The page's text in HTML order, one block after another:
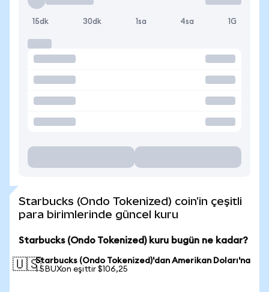
15dk 30dk 1sa 4sa 1G
Starbucks (Ondo Tokenized) coin'in çeşitli
para birimlerinde güncel kuru
Starbucks (Ondo Tokenized) kuru bugün ne kadar?
🇺🇸Starbucks (Ondo Tokenized)'dan Amerikan Doları'na
1 SBUXon eşittir $106,25